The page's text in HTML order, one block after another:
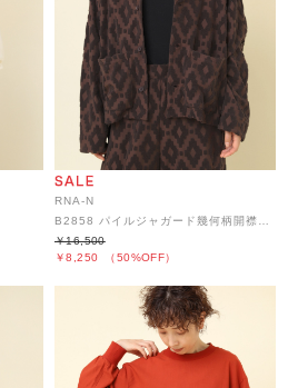
RNA-N
B2858 パイルジャガード幾何柄開襟シャツジャケット
￥8,250 （50%OFF）
￥16,500